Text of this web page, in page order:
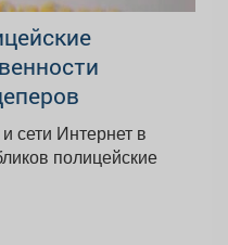
сети Интернет в
полицейские